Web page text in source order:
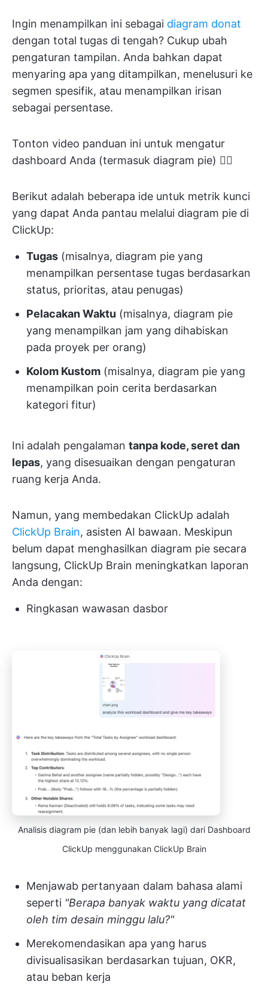
Ingin menampilkan ini sebagai diagram donat
dengan total tugas di tengah? Cukup ubah
pengaturan tampilan. Anda bahkan dapat
menyaring apa yang ditampilkan, menelusuri ke
segmen spesifik, atau menampilkan irisan
sebagai persentase.
Tonton video panduan ini untuk mengatur
dashboard Anda (termasuk diagram pie) 👇🏽
Berikut adalah beberapa ide untuk metrik kunci
yang dapat Anda pantau melalui diagram pie di
ClickUp:
Tugas (misalnya, diagram pie yang
menampilkan persentase tugas berdasarkan
status, prioritas, atau penugas)
Pelacakan Waktu (misalnya, diagram pie
yang menampilkan jam yang dihabiskan
pada proyek per orang)
Kolom Kustom (misalnya, diagram pie yang
menampilkan poin cerita berdasarkan
kategori fitur)
Ini adalah pengalaman tanpa kode, seret dan
lepas, yang disesuaikan dengan pengaturan
ruang kerja Anda.
Namun, yang membedakan ClickUp adalah
ClickUp Brain, asisten AI bawaan. Meskipun
belum dapat menghasilkan diagram pie secara
langsung, ClickUp Brain meningkatkan laporan
Anda dengan:
Ringkasan wawasan dasbor
Analisis diagram pie (dan lebih banyak lagi) dari Dashboard
ClickUp menggunakan ClickUp Brain
Menjawab pertanyaan dalam bahasa alami
seperti "Berapa banyak waktu yang dicatat
oleh tim desain minggu lalu?"
Merekomendasikan apa yang harus
divisualisasikan berdasarkan tujuan, OKR,
atau beban kerja